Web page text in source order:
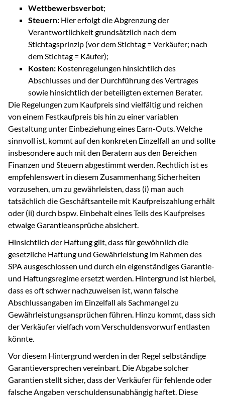
Wettbewerbsverbot;
Steuern: Hier erfolgt die Abgrenzung der
Verantwortlichkeit grundsätzlich nach dem
Stichtagsprinzip (vor dem Stichtag = Verkäufer; nach
dem Stichtag = Käufer);
Kosten: Kostenregelungen hinsichtlich des
Abschlusses und der Durchführung des Vertrages
sowie hinsichtlich der beteiligten externen Berater.
Die Regelungen zum Kaufpreis sind vielfältig und reichen
von einem Festkaufpreis bis hin zu einer variablen
Gestaltung unter Einbeziehung eines Earn-Outs. Welche
sinnvoll ist, kommt auf den konkreten Einzelfall an und sollte
insbesondere auch mit den Beratern aus den Bereichen
Finanzen und Steuern abgestimmt werden. Rechtlich ist es
empfehlenswert in diesem Zusammenhang Sicherheiten
vorzusehen, um zu gewährleisten, dass (i) man auch
tatsächlich die Geschäftsanteile mit Kaufpreiszahlung erhält
oder (ii) durch bspw. Einbehalt eines Teils des Kaufpreises
etwaige Garantieansprüche absichert.
Hinsichtlich der Haftung gilt, dass für gewöhnlich die
gesetzliche Haftung und Gewährleistung im Rahmen des
SPA ausgeschlossen und durch ein eigenständiges Garantie-
und Haftungsregime ersetzt werden. Hintergrund ist hierbei,
dass es oft schwer nachzuweisen ist, wann falsche
Abschlussangaben im Einzelfall als Sachmangel zu
Gewährleistungsansprüchen führen. Hinzu kommt, dass sich
der Verkäufer vielfach vom Verschuldensvorwurf entlasten
könnte.
Vor diesem Hintergrund werden in der Regel selbständige
Garantieversprechen vereinbart. Die Abgabe solcher
Garantien stellt sicher, dass der Verkäufer für fehlende oder
falsche Angaben verschuldensunabhängig haftet. Diese